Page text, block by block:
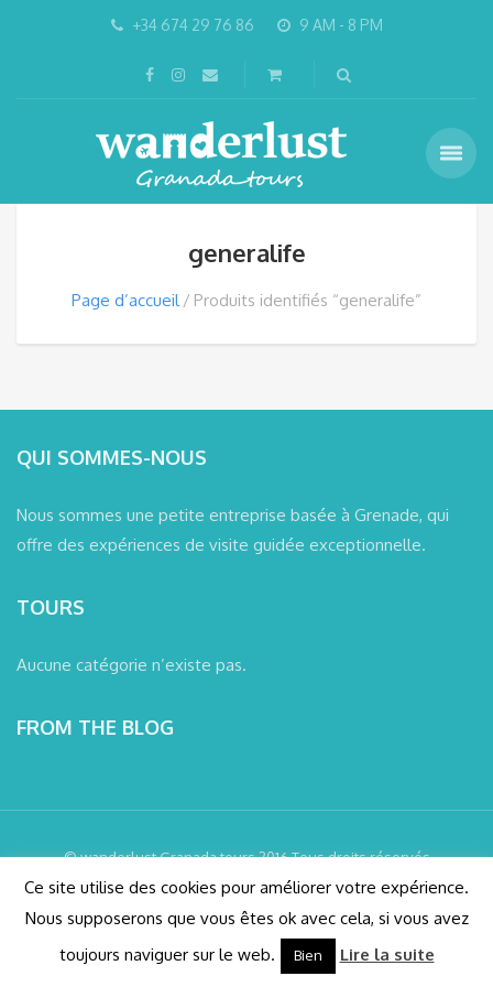
+34 674 29 76 86 9 AM - 8 PM
generalife
Page d’accueil Produits identifiés “generalife”
QUI SOMMES-NOUS
Nous sommes une petite entreprise basée à Grenade, qui
offre des expériences de visite guidée exceptionnelle.
TOURS
Aucune catégorie n’existe pas.
FROM THE BLOG
© wanderlust Granada tours 2016 Tous droits réservés
Conditions et responsabilité
Billets de l’Alhambra
Design par SOYTUTIPO
Ce site utilise des cookies pour améliorer votre expérience.
Nous supposerons que vous êtes ok avec cela, si vous avez
toujours naviguer sur le web.
Bien Lire la suite